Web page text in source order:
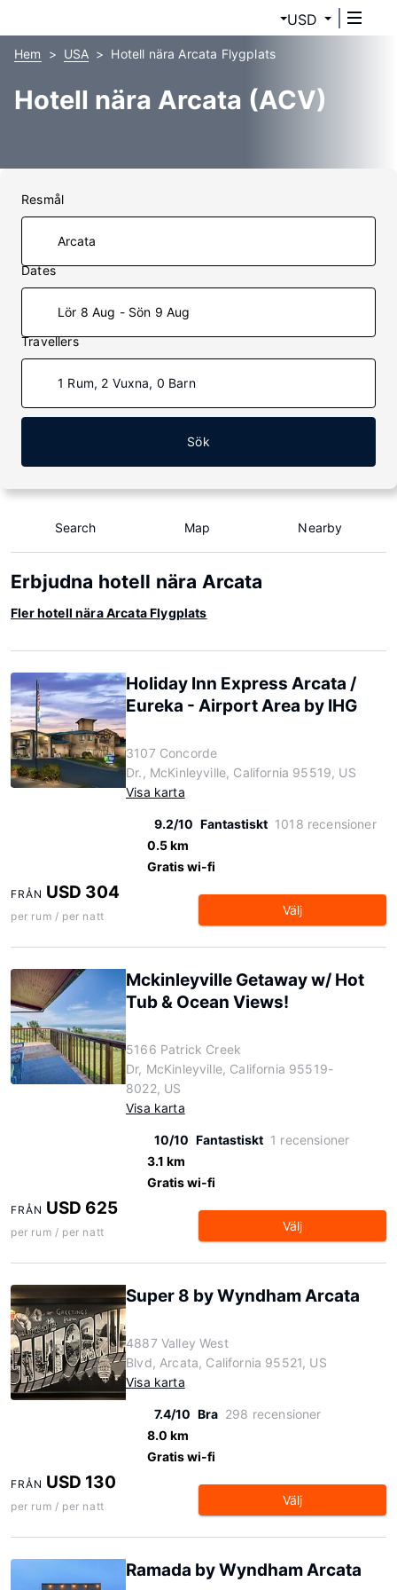
USD
Hem USA Hotell nära Arcata Flygplats
Hotell nära Arcata (ACV)
Resmål
Dates
Lör 8 Aug - Sön 9 Aug
Travellers
1 Rum, 2 Vuxna, 0 Barn
Sök
Search Map Nearby
Erbjudna hotell nära Arcata
Fler hotell nära Arcata Flygplats
Holiday Inn Express Arcata /
Eureka - Airport Area by IHG
3107 Concorde
Dr., McKinleyville, California 95519, US
Visa karta
9.2/10 Fantastiskt 1018 recensioner
0.5 km
Gratis wi-fi
FRÅN USD 304
per rum / per natt Välj
Mckinleyville Getaway w/ Hot
Tub & Ocean Views!
5166 Patrick Creek
Dr, McKinleyville, California 95519-
8022, US
Visa karta
10/10 Fantastiskt 1 recensioner
3.1 km
Gratis wi-fi
FRÅN USD 625
per rum / per natt Välj
Super 8 by Wyndham Arcata
4887 Valley West
Blvd, Arcata, California 95521, US
Visa karta
7.4/10 Bra 298 recensioner
8.0 km
Gratis wi-fi
FRÅN USD 130
per rum / per natt Välj
Ramada by Wyndham Arcata